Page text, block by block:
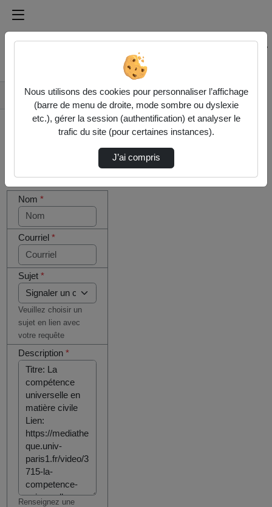
Médiathèque de l'université Paris
Rechercher un média sur Médiathèque de l'université
Accueil
Contactez nous
Votre message
Nom*
Courriel*
Sujet*
Veuillez choisir un
sujet en lien avec
votre requête
Description*
Renseignez une
cette case
si vous
êtes un
humain en
métal
(obligatoire)
Nous utilisons des cookies pour personnaliser l’affichage
(barre de menu de droite, mode sombre ou dyslexie
etc.), gérer la session (authentification) et analyser le
trafic du site (pour certaines instances).
J’ai compris